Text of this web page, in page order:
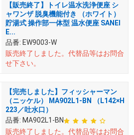
【販売終了】トイレ温水洗浄便座 シ
ャワンザ 脱臭機能付き （ホワイト）
貯湯式 操作部一体型 温水便座 SANEI
E...
品番: EW9003-W
販売終了しました。 代替品等はお問合
せ下さい。
【完売しました】フィッシャーマン
（ニッケル） MA902L1-BN （L142×H
223／吐水口）
品番: MA902L1-BN
販売終了しました。 代替品等はお問合